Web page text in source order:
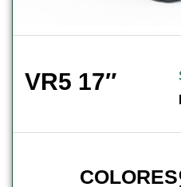
VR5 17″
COLORES